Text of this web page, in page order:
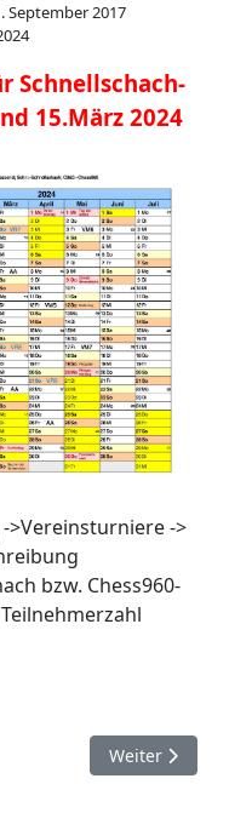
September 2017
Schnellschach-
15.März 2024
->
bzw. Chess960-
2024/2025Nächster
Weiter